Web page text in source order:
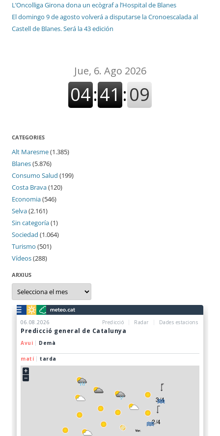
L’Oncolliga Girona dona un ecògraf a l’Hospital de Blanes
El domingo 9 de agosto volverá a disputarse la Cronoescalada al
Castell de Blanes. Será la 43 edición
CATEGORIES
Alt Maresme(1.385)
Blanes(5.876)
Consumo Salud (199)
Costa Brava(120)
Economia(546)
Selva(2.161)
Sin categoría(1)
Sociedad (1.064)
Turismo (501)
Vídeos(288)
ARXIUS
Arxius